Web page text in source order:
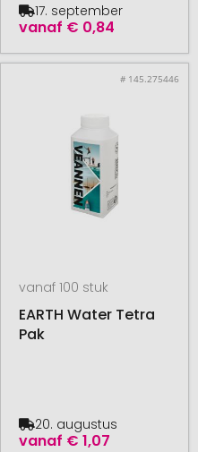
vanaf € 0,84
17. september
# 145.275446
vanaf 100 stuk
EARTH Water Tetra
Pak
vanaf € 1,07
20. augustus